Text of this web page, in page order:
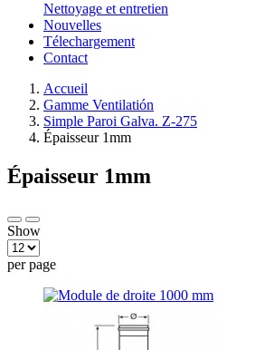
Nettoyage et entretien
Nouvelles
Télechargement
Contact
Accueil
Gamme Ventilatión
Simple Paroi Galva. Z-275
Épaisseur 1mm
Épaisseur 1mm
Show
per page